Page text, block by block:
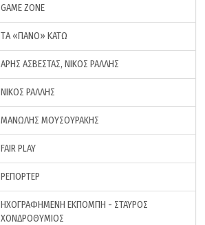
GAME ZONE
ΤA «ΠΑΝΟ» ΚΑΤΩ
ΑΡΗΣ ΑΣΒΕΣΤΑΣ, ΝΙΚΟΣ ΡΑΛΛΗΣ
ΝΙΚΟΣ ΡΑΛΛΗΣ
ΜΑΝΩΛΗΣ ΜΟΥΣΟΥΡΑΚΗΣ
FAIR PLAY
ΡΕΠΟΡΤΕΡ
ΗΧΟΓΡΑΦΗΜΕΝΗ ΕΚΠΟΜΠΗ - ΣΤΑΥΡΟΣ
ΧΟΝΔΡΟΘΥΜΙΟΣ